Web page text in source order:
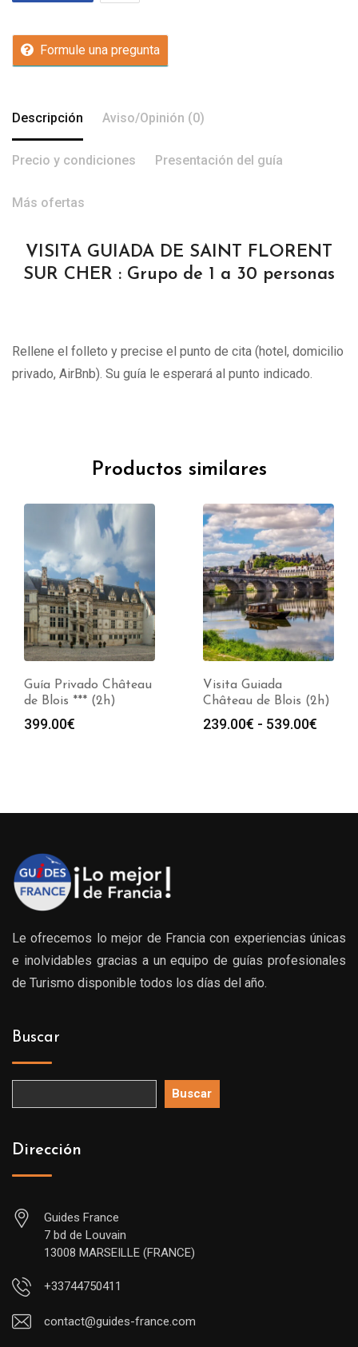
Formule una pregunta
Descripción Aviso/Opinión (0)
Precio y condiciones Presentación del guía
Más ofertas
VISITA GUIADA DE SAINT FLORENT
SUR CHER : Grupo de 1 a 30 personas
Rellene el folleto y precise el punto de cita (hotel, domicilio
privado, AirBnb). Su guía le esperará al punto indicado.
Productos similares
Guía Privado Château
de Blois *** (2h)
399.00€
Visita Guiada
Château de Blois (2h)
239.00€ - 539.00€
hasta
Le ofrecemos lo mejor de Francia con experiencias únicas
e inolvidables gracias a un equipo de guías profesionales
de Turismo disponible todos los días del año.
Buscar
Buscar
Dirección
Guides France
7 bd de Louvain
13008 MARSEILLE (FRANCE)
+33744750411
contact@guides-france.com